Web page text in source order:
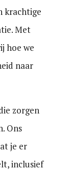
krachtige
Met
hoe we
naar
zorgen
Ons
je er
inclusief